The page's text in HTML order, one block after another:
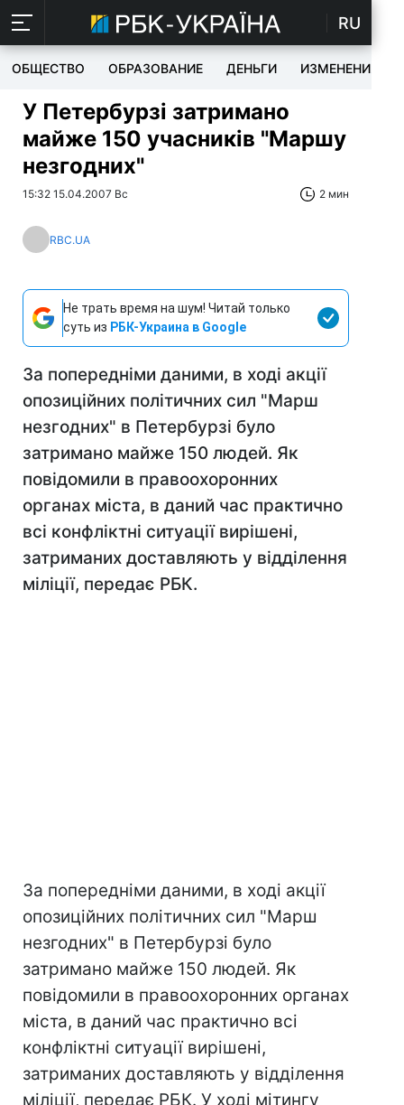
RU
ОБЩЕСТВО ОБРАЗОВАНИЕ ДЕНЬГИ ИЗМЕНЕНИЯ
У Петербурзі затримано
майже 150 учасників "Маршу
незгодних"
15:32 15.04.2007 Вс 2 мин
RBC.UA
Не трать время на шум! Читай только
суть из РБК-Украина в Google
За попередніми даними, в ході акції
опозиційних політичних сил "Марш
незгодних" в Петербурзі було
затримано майже 150 людей. Як
повідомили в правоохоронних
органах міста, в даний час практично
всі конфліктні ситуації вирішені,
затриманих доставляють у відділення
міліції, передає РБК.
За попередніми даними, в ході акції
опозиційних політичних сил "Марш
незгодних" в Петербурзі було
затримано майже 150 людей. Як
повідомили в правоохоронних органах
міста, в даний час практично всі
конфліктні ситуації вирішені,
затриманих доставляють у відділення
міліції, передає РБК. У ході мітингу